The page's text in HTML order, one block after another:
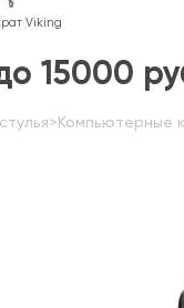
15000
> Компьютерные
Viking